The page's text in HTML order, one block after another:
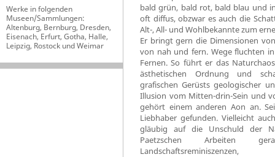
Werke in folgenden
Museen/Sammlungen:
Altenburg, Bernburg, Dresden,
Eisenach, Erfurt, Gotha, Halle,
Leipzig, Rostock und Weimar
bald grün, bald rot, bald blau und
oft diffus, obzwar es auch die
Alt-, All- und Wohlbekannte zum
Er bringt gern die Dimensionen
von nah und fern. Wege fluchten
Fernen. So führt er das
ästhetischen Ordnung und
grafischen Gerüsts geologischer
Illusion vom Mitten-drin-Sein und
gehört einem anderen Aon an.
Liebhaber gefunden. Vielleicht
gläubig auf die Unschuld der
Paetzschen Arbeiten
Landschaftsreminiszenzen,